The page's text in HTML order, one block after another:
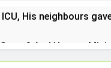
His neighbours
And How to